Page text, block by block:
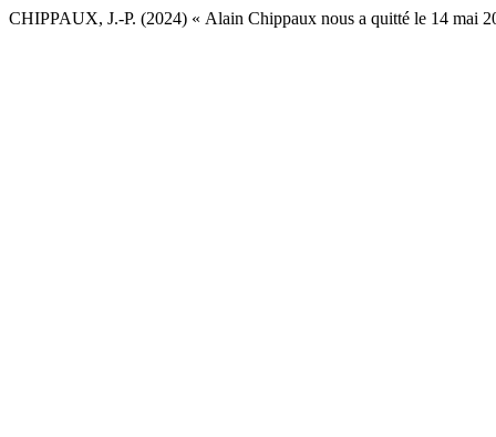
CHIPPAUX, J.-P. (2024) « Alain Chippaux nous a quitté le 14 mai